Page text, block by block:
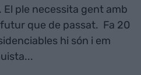
ple necessita gent amb
que de passat. Fa 20
hi són i em